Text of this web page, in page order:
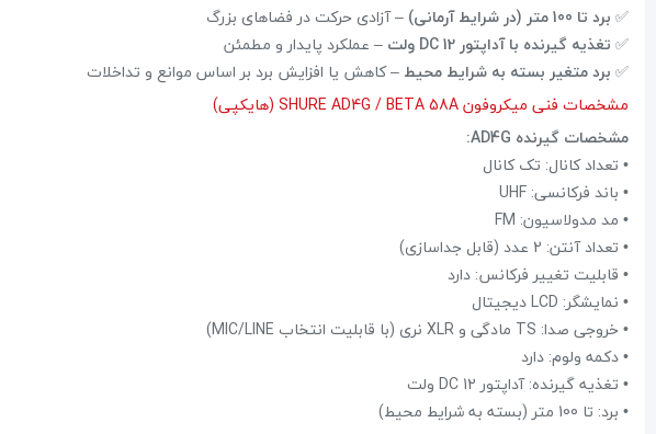
✅ برد تا 100 متر (در شرایط آرمانی)
– آزادی حرکت در فضاهای بزرگ
✅ تغذیه گیرنده با آداپتور DC 12 ولت
– عملکرد پایدار و مطمئن
✅ برد متغیر بسته به شرایط محیط – کاهش یا افزایش برد بر اساس موانع و تداخلات
مشخصات فنی میکروفون SHURE AD4G / BETA 58A (هایکپی)
مشخصات گیرنده AD4G:
• تعداد کانال: تک کانال
• باند فرکانسی: UHF
• مد مدولاسیون: FM
• تعداد آنتن: 2 عدد (قابل جداسازی)
• قابلیت تغییر فرکانس: دارد
• نمایشگر: LCD دیجیتال
• خروجی صدا: TS مادگی و XLR نری (با قابلیت انتخاب MIC/LINE)
• دکمه ولوم: دارد
• تغذیه گیرنده: آداپتور DC 12 ولت
• برد: تا 100 متر (بسته به شرایط محیط)